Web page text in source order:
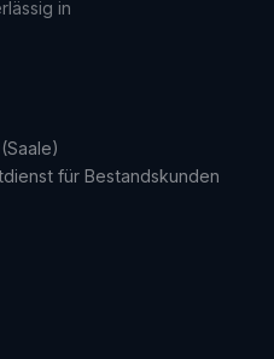
in
für Bestandskunden